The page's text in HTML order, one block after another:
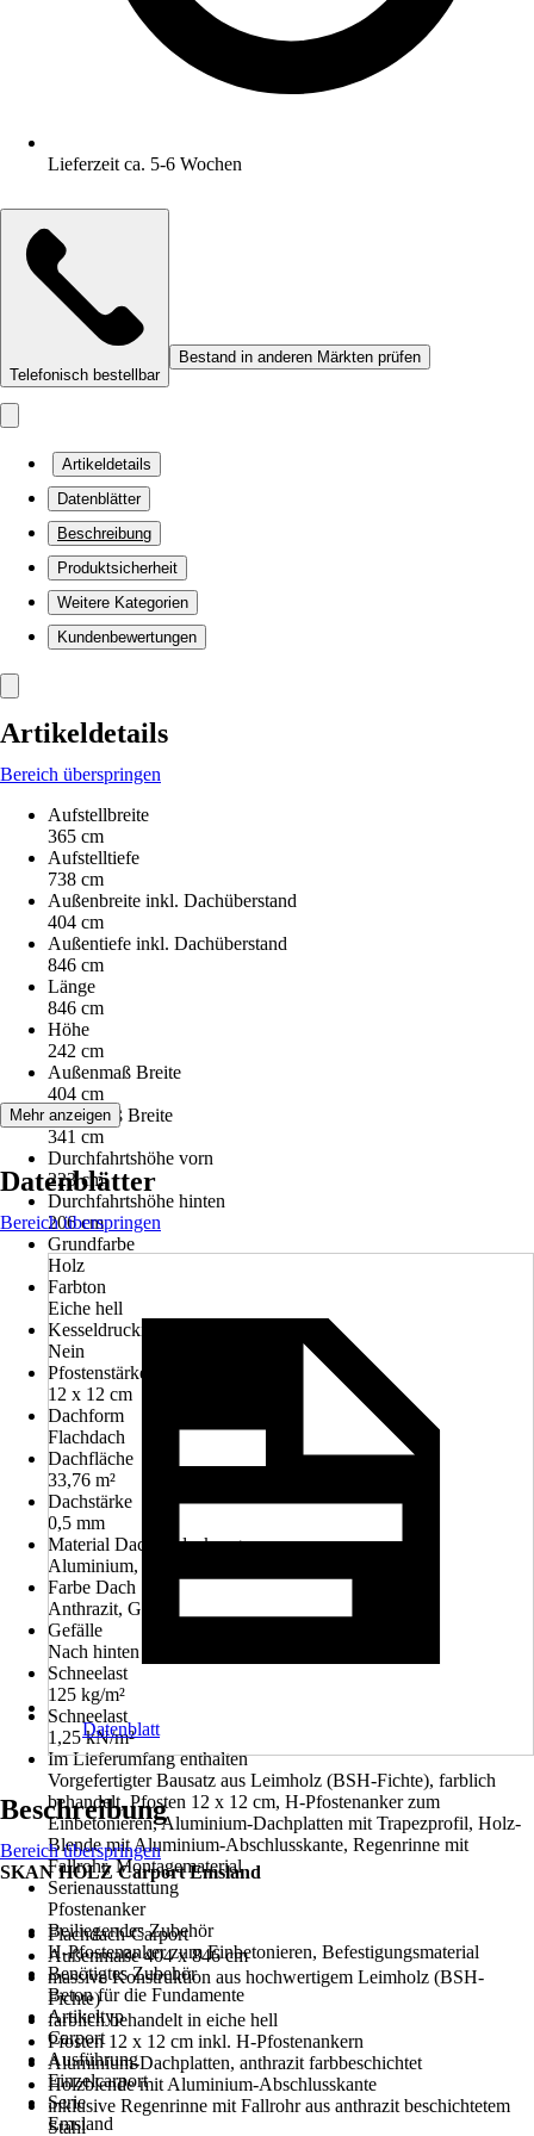
Lieferzeit ca. 5-6 Wochen
Telefonisch bestellbar
Bestand in anderen Märkten prüfen
Artikeldetails
Datenblätter
Beschreibung
Produktsicherheit
Weitere Kategorien
Kundenbewertungen
Artikeldetails
Bereich überspringen
Aufstellbreite
365 cm
Aufstelltiefe
738 cm
Außenbreite inkl. Dachüberstand
404 cm
Außentiefe inkl. Dachüberstand
846 cm
Länge
846 cm
Höhe
242 cm
Außenmaß Breite
404 cm
Innenmaß Breite
341 cm
Durchfahrtshöhe vorn
223 cm
Durchfahrtshöhe hinten
206 cm
Grundfarbe
Holz
Farbton
Eiche hell
Kesseldruckimprägniert
Nein
Pfostenstärke
12 x 12 cm
Dachform
Flachdach
Dachfläche
33,76 m²
Dachstärke
0,5 mm
Material Dacheindeckung
Aluminium, Trapezprofil Aluminium
Farbe Dach
Anthrazit, Grau
Gefälle
Nach hinten
Schneelast
125 kg/m²
Schneelast
1,25 kN/m²
Im Lieferumfang enthalten
Vorgefertigter Bausatz aus Leimholz (BSH-Fichte), farblich
behandelt, Pfosten 12 x 12 cm, H-Pfostenanker zum
Einbetonieren, Aluminium-Dachplatten mit Trapezprofil, Holz-
Blende mit Aluminium-Abschlusskante, Regenrinne mit
Fallrohr, Montagematerial
Serienausstattung
Pfostenanker
Beiliegendes Zubehör
H-Pfostenanker zum Einbetonieren, Befestigungsmaterial
Benötigtes Zubehör
Beton für die Fundamente
Artikeltyp
Carport
Ausführung
Einzelcarport
Serie
Emsland
Mehr anzeigen
Datenblätter
Bereich überspringen
Datenblatt
Beschreibung
Bereich überspringen
SKAN HOLZ Carport Emsland
Flachdach-Carport
Außenmaße 404 x 846 cm
massive Konstruktion aus hochwertigem Leimholz (BSH-
Fichte)
farblich behandelt in eiche hell
Pfosten 12 x 12 cm inkl. H-Pfostenankern
Aluminium-Dachplatten, anthrazit farbbeschichtet
Holzblende mit Aluminium-Abschlusskante
inklusive Regenrinne mit Fallrohr aus anthrazit beschichtetem
Stahl